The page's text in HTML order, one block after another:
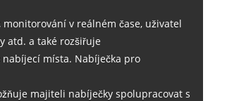
monitorování v reálném čase, uživatel
atd. a také rozšiřuje
místa. Nabíječka pro
majiteli nabíječky spolupracovat s